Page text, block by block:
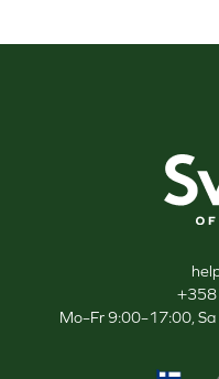
+358
Mo–Fr 9:00–17:00,